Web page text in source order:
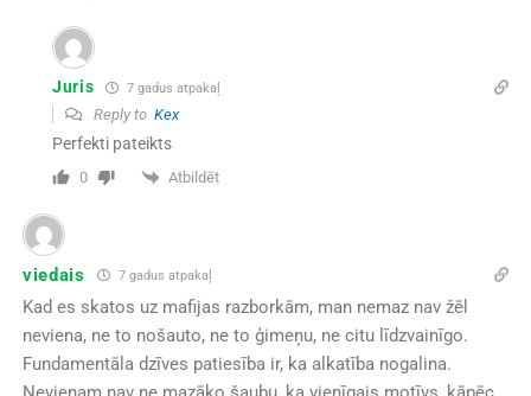
Juris 7 gadus atpakaļ
Reply to Kex
Perfekti pateikts
0 Atbildēt
viedais 7 gadus atpakaļ
Kad es skatos uz mafijas razborkām, man nemaz nav žēl
neviena, ne to nošauto, ne to ģimeņu, ne citu līdzvainīgo.
Fundamentāla dzīves patiesība ir, ka alkatība nogalina.